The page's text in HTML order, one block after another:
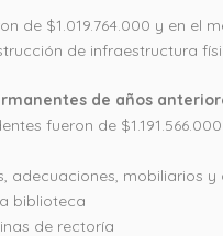
de $1.019.764.000 y en
de infraestructura
de años
fueron de
adecuaciones, mobiliarios y
biblioteca
de rectoría